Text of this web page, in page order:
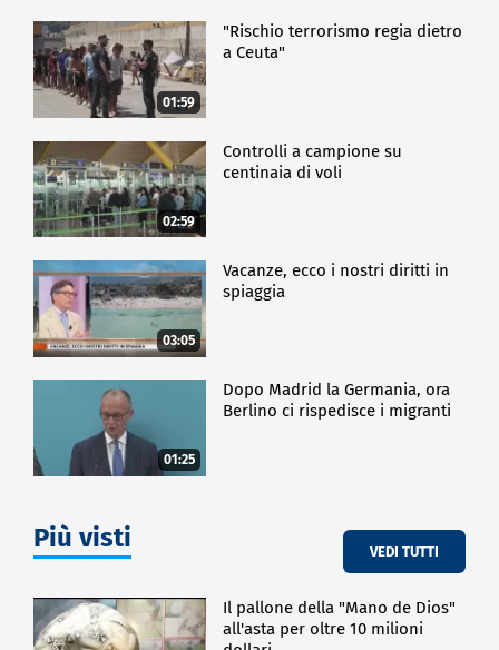
01:59
"Rischio terrorismo regia dietro
a Ceuta"
02:59
Controlli a campione su
centinaia di voli
03:05
Vacanze, ecco i nostri diritti in
spiaggia
01:25
Dopo Madrid la Germania, ora
Berlino ci rispedisce i migranti
Più visti VEDI TUTTI
Il pallone della "Mano de Dios"
all'asta per oltre 10 milioni